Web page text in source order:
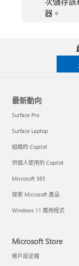
器。
最新動向
Surface Pro
Surface Laptop
組織的 Copilot
供個人使用的 Copilot
Microsoft 365
探索 Microsoft 產品
Windows 11 應用程式
Microsoft Store
帳戶設定檔